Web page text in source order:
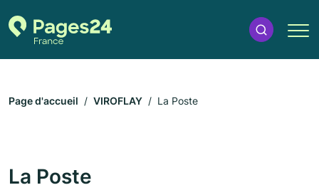
Page d'accueil VIROFLAY La Poste
La Poste